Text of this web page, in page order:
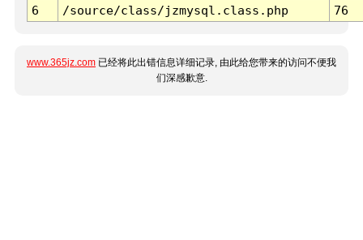
6
/source/class/jzmysql.class.php 76
www.365jz.com 已经将此出错信息详细记录, 由此给您带来的访问不便我
们深感歉意.